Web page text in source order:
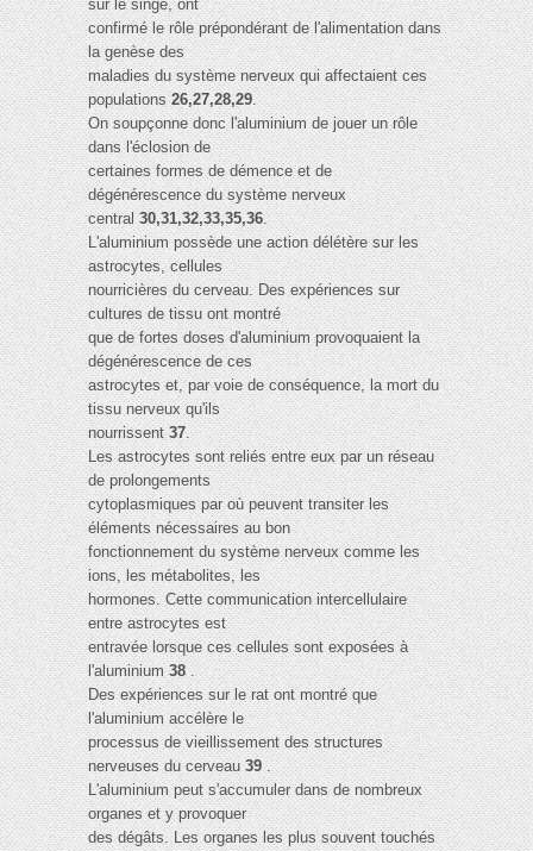
sur le singe, ont
confirmé le rôle prépondérant de l'alimentation dans
la genèse des
maladies du système nerveux qui affectaient ces
populations26,27,28,29.
On soupçonne donc l'aluminium de jouer un rôle
dans l'éclosion de
certaines formes de démence et de
dégénérescence du système nerveux
central 30,31,32,33,35,36.
L'aluminium possède une action délétère sur les
astrocytes, cellules
nourricières du cerveau. Des expériences sur
cultures de tissu ont montré
que de fortes doses d'aluminium provoquaient la
dégénérescence de ces
astrocytes et, par voie de conséquence, la mort du
tissu nerveux qu'ils
nourrissent37.
Les astrocytes sont reliés entre eux par un réseau
de prolongements
cytoplasmiques par où peuvent transiter les
éléments nécessaires au bon
fonctionnement du système nerveux comme les
ions, les métabolites, les
hormones. Cette communication intercellulaire
entre astrocytes est
entravée lorsque ces cellules sont exposées à
l'aluminium38.
Des expériences sur le rat ont montré que
l'aluminium accélère le
processus de vieillissement des structures
nerveuses du cerveau39.
L'aluminium peut s'accumuler dans de nombreux
organes et y provoquer
des dégâts. Les organes les plus souvent touchés